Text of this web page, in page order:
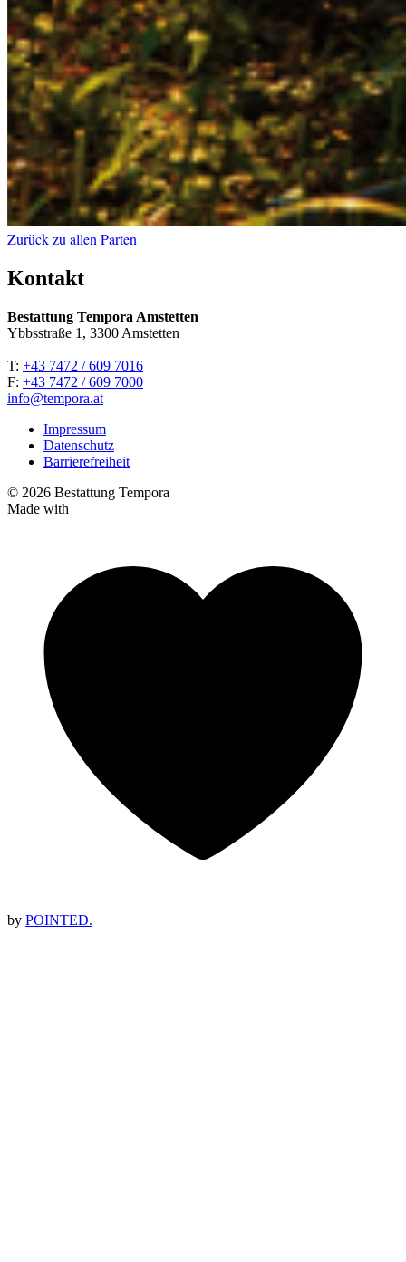
Zurück zu allen Parten
Kontakt
Bestattung Tempora Amstetten
Ybbsstraße 1, 3300 Amstetten
T: +43 7472 / 609 7016
F: +43 7472 / 609 7000
info@tempora.at
Impressum
Datenschutz
Barrierefreiheit
© 2026 Bestattung Tempora
Made with
by POINTED.